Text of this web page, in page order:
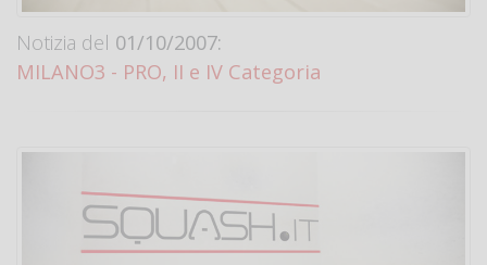
Notizia del 01/10/2007:
MILANO3 - PRO, II e IV Categoria